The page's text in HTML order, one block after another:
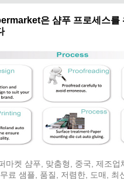
은 샴푸 프로세스를
마켓 샴푸, 맞춤형, 중국, 제조업
료 샘플, 품질, 저렴한, 도매, 최